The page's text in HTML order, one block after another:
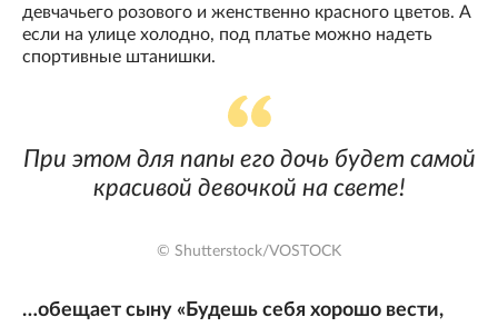
девчачьего розового и женственно красного цветов. А
если на улице холодно, под платье можно надеть
спортивные штанишки.
При этом для папы его дочь будет самой
красивой девочкой на свете!
© Shutterstock/VOSTOCK
…обещает сыну «Будешь себя хорошо вести,